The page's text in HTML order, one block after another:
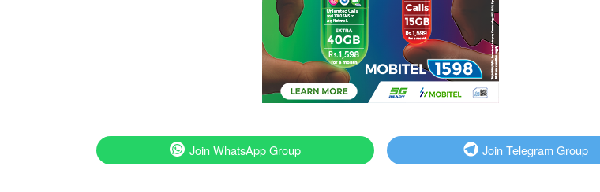
Join WhatsApp Group Join Telegram Group